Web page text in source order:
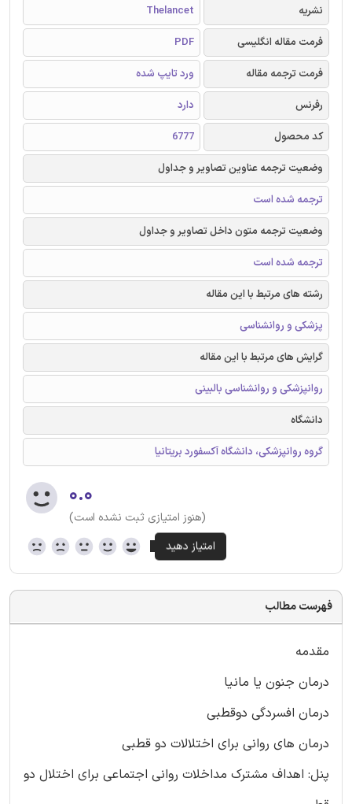
نشریه
Thelancet
فرمت مقاله انگلیسی
PDF
فرمت ترجمه مقاله
ورد تایپ شده
رفرنس
دارد
کد محصول
6777
وضعیت ترجمه عناوین تصاویر و جداول
ترجمه شده است
وضعیت ترجمه متون داخل تصاویر و جداول
ترجمه شده است
رشته های مرتبط با این مقاله
پزشکی و روانشناسی
گرایش های مرتبط با این مقاله
روانپزشکی و روانشناسی بالبینی
دانشگاه
گروه روانپزشکی، دانشگاه آکسفورد بریتانیا
۰.۰
(هنوز امتیازی ثبت نشده است)
فهرست مطالب
مقدمه
درمان جنون یا مانیا
درمان افسردگی دوقطبی
درمان های روانی برای اختلالات دو قطبی
پنل: اهداف مشترک مداخلات روانی اجتماعی برای اختلال دو